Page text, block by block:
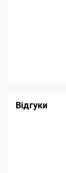
Відгуки